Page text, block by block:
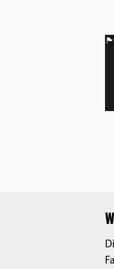
EXTERNE